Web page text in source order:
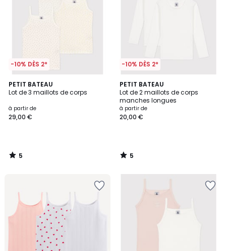
-10% DÈS 2*
PETIT BATEAU
Lot de 3 maillots de corps
à partir de
29,00 €
5
/
5
/
-10% DÈS 2*
PETIT BATEAU
Lot de 2 maillots de corps
manches longues
à partir de
20,00 €
5
/
5
5
/